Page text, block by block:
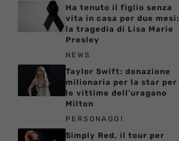
Ha tenuto il figlio senza
vita in casa per due mesi:
la tragedia di Lisa Marie
Presley
NEWS
Taylor Swift: donazione
milionaria per la star per
le vittime dell’uragano
Milton
PERSONAGGI
Simply Red, il tour per